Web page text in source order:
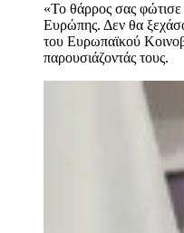
«Το θάρρος σας φώτισε
Ευρώπης. Δεν θα
του Ευρωπαϊκού
παρουσιάζοντάς τους.